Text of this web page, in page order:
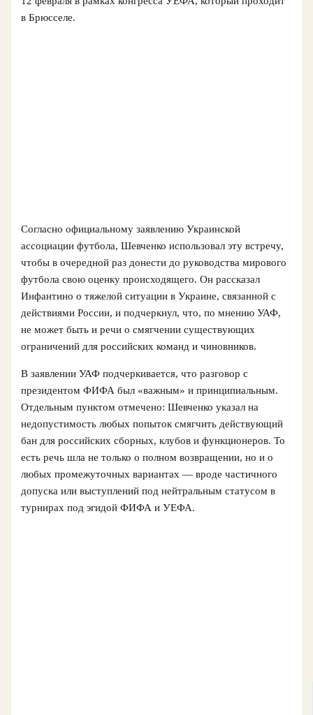
в Брюсселе.
Согласно официальному заявлению Украинской
ассоциации футбола, Шевченко использовал эту встречу,
чтобы в очередной раз донести до руководства мирового
футбола свою оценку происходящего. Он рассказал
Инфантино о тяжелой ситуации в Украине, связанной с
действиями России, и подчеркнул, что, по мнению УАФ,
не может быть и речи о смягчении существующих
ограничений для российских команд и чиновников.
В заявлении УАФ подчеркивается, что разговор с
президентом ФИФА был «важным» и принципиальным.
Отдельным пунктом отмечено: Шевченко указал на
недопустимость любых попыток смягчить действующий
бан для российских сборных, клубов и функционеров. То
есть речь шла не только о полном возвращении, но и о
любых промежуточных вариантах — вроде частичного
допуска или выступлений под нейтральным статусом в
турнирах под эгидой ФИФА и УЕФА.